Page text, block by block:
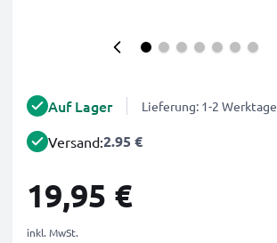
Auf Lager Lieferung: 1-2 Werktage
Versand:2.95 €
19,95 €
inkl. MwSt.